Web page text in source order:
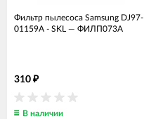
Фильтр пылесоса Samsung DJ97-
01159A - SKL — ФИЛП073А
310 ₽
В наличии